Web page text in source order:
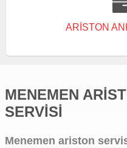
ARISTON
MENEMEN
SERVISI
Menemen ariston